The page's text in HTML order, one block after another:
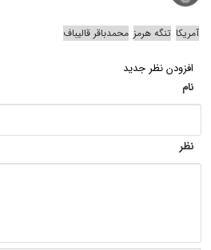
آمریکا تنگه هرمز محمدباقر قالیباف
افزودن نظر جدید
نام
نظر